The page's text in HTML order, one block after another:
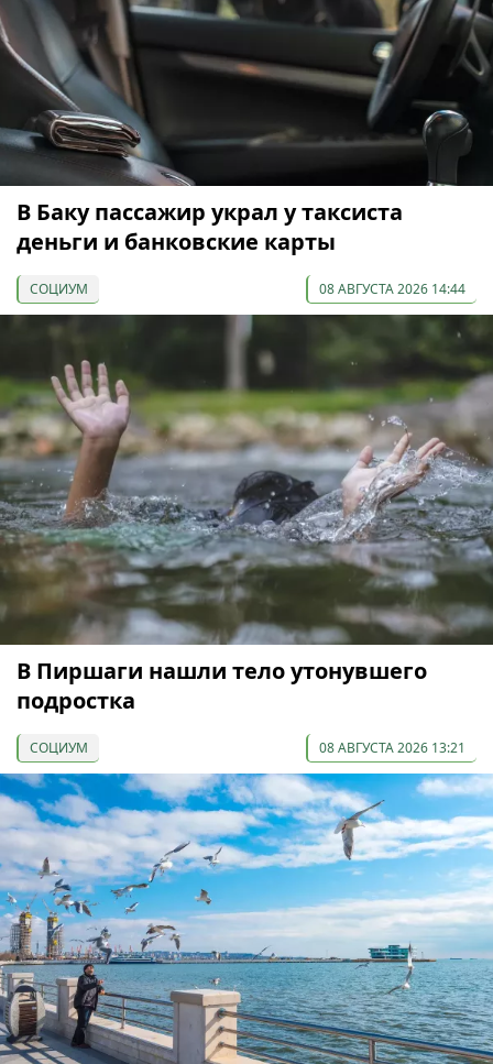
В Баку пассажир украл у таксиста
деньги и банковские карты
СОЦИУМ 08 АВГУСТА 2026 14:44
В Пиршаги нашли тело утонувшего
подростка
СОЦИУМ 08 АВГУСТА 2026 13:21